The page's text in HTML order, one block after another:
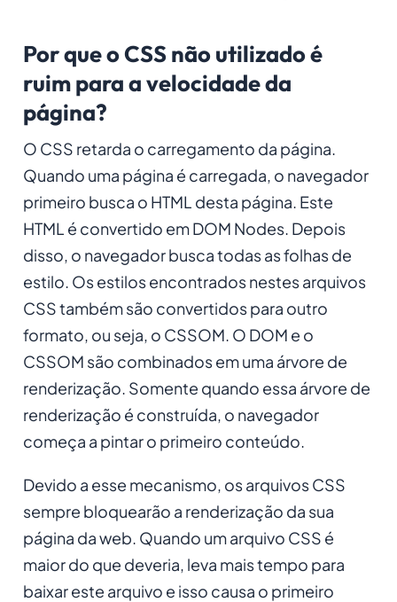
Por que o CSS não utilizado é
ruim para a velocidade da
página?
O CSS retarda o carregamento da página.
Quando uma página é carregada, o navegador
primeiro busca o HTML desta página. Este
HTML é convertido em DOM Nodes. Depois
disso, o navegador busca todas as folhas de
estilo. Os estilos encontrados nestes arquivos
CSS também são convertidos para outro
formato, ou seja, o CSSOM. O DOM e o
CSSOM são combinados em uma árvore de
renderização. Somente quando essa árvore de
renderização é construída, o navegador
começa a pintar o primeiro conteúdo.
Devido a esse mecanismo, os arquivos CSS
sempre bloquearão a renderização da sua
página da web. Quando um arquivo CSS é
maior do que deveria, leva mais tempo para
baixar este arquivo e isso causa o primeiro